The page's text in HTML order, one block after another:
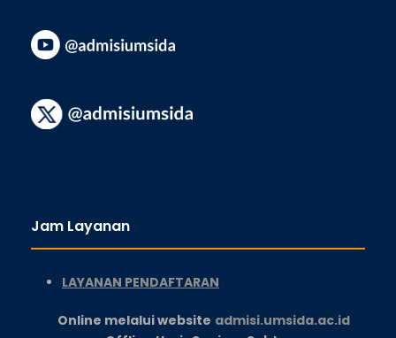
Jam Layanan
LAYANAN PENDAFTARAN
Online melalui website admisi.umsida.ac.id